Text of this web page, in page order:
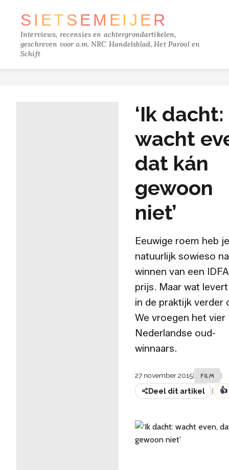
SIETSE MEIJER
Interviews, recensies en achtergrondartikelen,
geschreven voor o.m. NRC Handelsblad, Het Parool en
Schift
‘Ik dacht:
wacht
dat kán
gewoon
niet’
Eeuwige roem heb je
natuurlijk sowieso
winnen van een
prijs. Maar wat
in de praktijk verder
We vroegen het vier
Nederlandse oud-
winnaars.
27 november 2015| FILM |
Deel dit artikel | 👍